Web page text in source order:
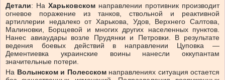
Детали: На Харьковском направлении противник производит
огневое поражение из танков, ствольной и реактивной
артиллерии недалеко от Харькова, Удов, Верхнего Салтова,
Малиновки, Борщевой и многих других населенных пунктов.
Нанес авиаудары возле Прудянки и Петровки. В результате
ведения боевых действий в направлении Цуповка —
Дементиевка украинские воины нанесли оккупантам
значительные потери.
На Волынском и Полесскомнаправлениях ситуация остается